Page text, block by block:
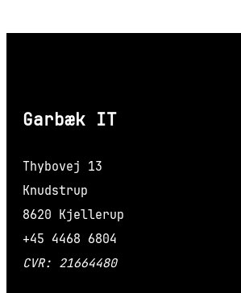
Garbæk IT
Thybovej 13
Knudstrup
8620 Kjellerup
+45 4468 6804
CVR: 21664480